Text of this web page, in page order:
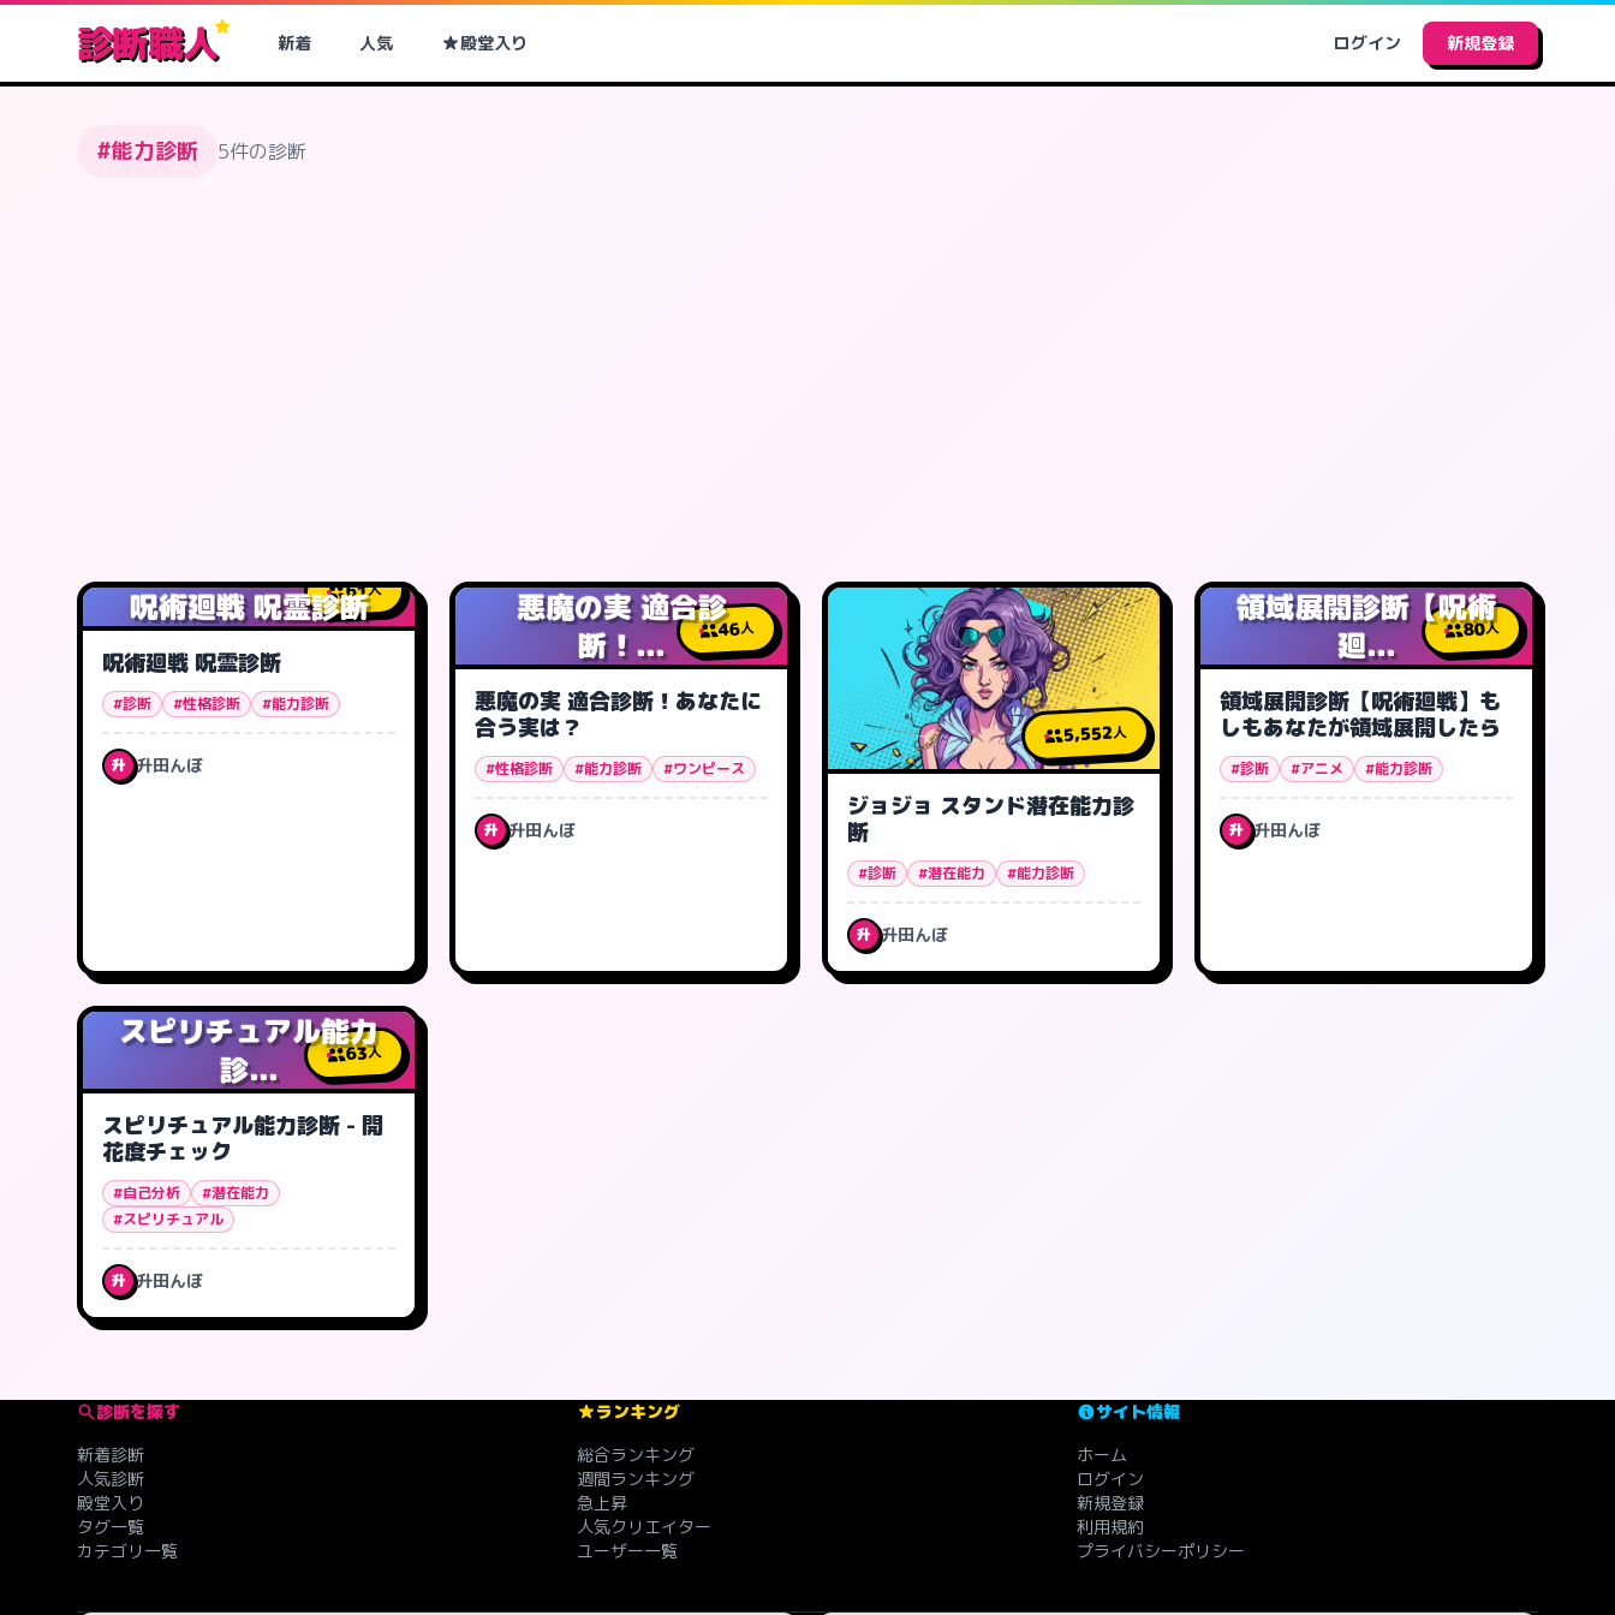
診断職人 新着 人気 殿堂入り ログイン 新規登録
#能力診断 5件の診断
呪術廻戦 呪霊診断
61人
呪術廻戦 呪霊診断
#診断 #性格診断 #能力診断
升 升田んぼ
悪魔の実 適合診
断！...
46人
悪魔の実 適合診断！あなたに
合う実は？
#性格診断 #能力診断 #ワンピース
升 升田んぼ
5,552人
ジョジョ スタンド潜在能力診
断
#診断 #潜在能力 #能力診断
升 升田んぼ
領域展開診断【呪術
廻...
80人
領域展開診断【呪術廻戦】も
しもあなたが領域展開したら
#診断 #アニメ #能力診断
升 升田んぼ
スピリチュアル能力
診...
63人
スピリチュアル能力診断 - 開
花度チェック
#自己分析
#潜在能力
#スピリチュアル
升 升田んぼ
診断を探す
新着診断
人気診断
殿堂入り
タグ一覧
カテゴリ一覧
ランキング
総合ランキング
週間ランキング
急上昇
人気クリエイター
ユーザー一覧
サイト情報
ホーム
ログイン
新規登録
利用規約
プライバシーポリシー